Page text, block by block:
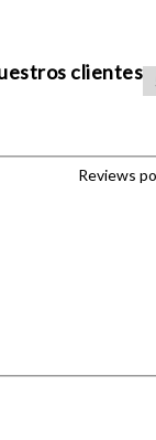
clientes
Reviews